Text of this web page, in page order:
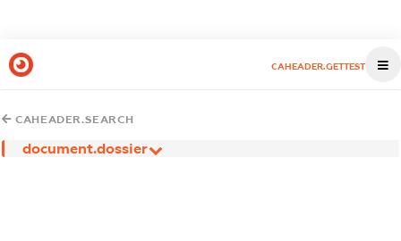
CAHEADER.GETTEST
CAHEADER.SEARCH
document.dossier